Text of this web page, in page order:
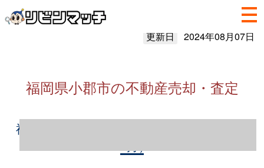
更新日 2024年08月07日
福岡県小郡市の不動産売却・査定
福岡県小郡市の不動産売却情報（2023年1～